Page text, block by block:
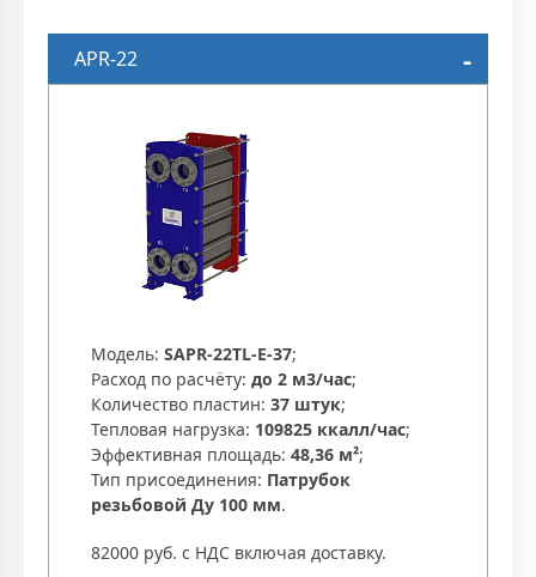
APR-22
Модель: SAPR-22TL-E-37;
Расход по расчёту: до 2 м3/час;
Количество пластин: 37 штук;
Тепловая нагрузка: 109825 ккалл/час;
Эффективная площадь: 48,36 м²;
Тип присоединения: Патрубок
резьбовой Ду 100 мм.
82000 руб. с НДС включая доставку.